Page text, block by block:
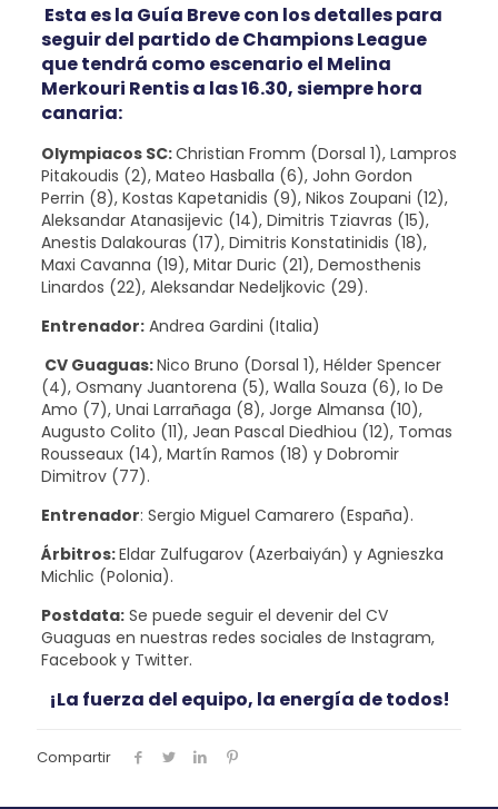
Esta es la Guía Breve con los detalles para
seguir del partido de Champions League
que tendrá como escenario el Melina
Merkouri Rentis a las 16.30, siempre hora
canaria:
Olympiacos SC:Christian Fromm (Dorsal 1), Lampros
Pitakoudis (2), Mateo Hasballa (6), John Gordon
Perrin (8), Kostas Kapetanidis (9), Nikos Zoupani (12),
Aleksandar Atanasijevic (14), Dimitris Tziavras (15),
Anestis Dalakouras (17), Dimitris Konstatinidis (18),
Maxi Cavanna (19), Mitar Duric (21), Demosthenis
Linardos (22), Aleksandar Nedeljkovic (29).
Entrenador:Andrea Gardini (Italia)
CV Guaguas:Nico Bruno (Dorsal 1), Hélder Spencer
(4), Osmany Juantorena (5), Walla Souza (6), Io De
Amo (7), Unai Larrañaga (8), Jorge Almansa (10),
Augusto Colito (11), Jean Pascal Diedhiou (12), Tomas
Rousseaux (14), Martín Ramos (18) y Dobromir
Dimitrov (77).
Entrenador: Sergio Miguel Camarero (España).
Árbitros:Eldar Zulfugarov (Azerbaiyán) y Agnieszka
Michlic (Polonia).
Postdata:Se puede seguir el devenir del CV
Guaguas en nuestras redes sociales de Instagram,
Facebook y Twitter.
¡La fuerza del equipo, la energía de todos!
Compartir